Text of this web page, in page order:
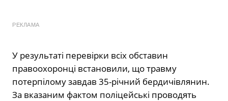
РЕКЛАМА
У результаті перевірки всіх обставин
правоохоронці встановили, що травму
потерпілому завдав 35-річний бердичівлянин.
За вказаним фактом поліцейські проводять